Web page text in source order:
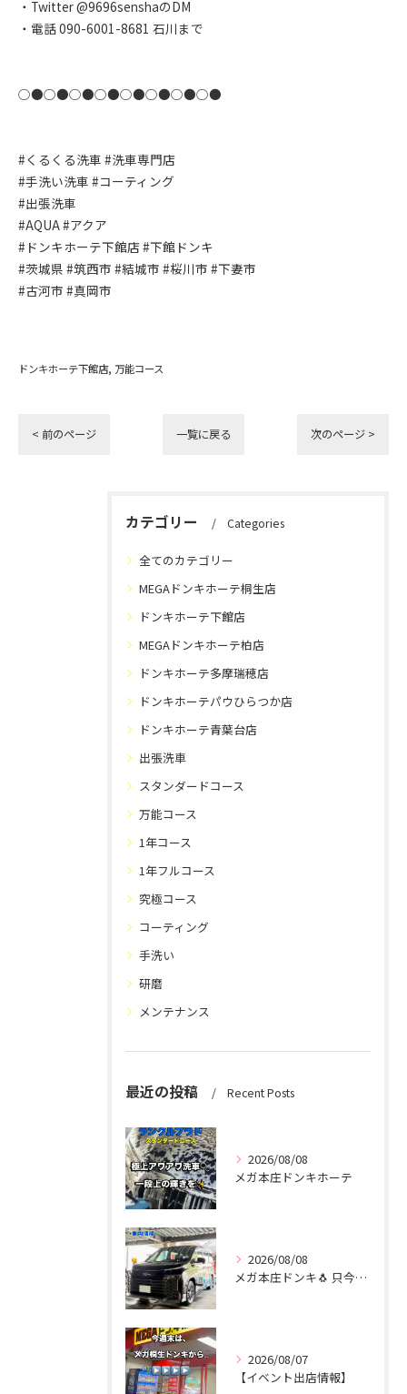
・Twitter @9696senshaのDM
・電話 090-6001-8681 石川まで
○●○●○●○●○●○●○●○●
#くるくる洗車 #洗車専門店
#手洗い洗車 #コーティング
#出張洗車
#AQUA #アクア
#ドンキホーテ下館店 #下館ドンキ
#茨城県 #筑西市 #結城市 #桜川市 #下妻市
#古河市 #真岡市
ドンキホーテ下館店 万能コース
< 前のページ 一覧に戻る 次のページ >
カテゴリー Categories
全てのカテゴリー
MEGAドンキホーテ桐生店
ドンキホーテ下館店
MEGAドンキホーテ柏店
ドンキホーテ多摩瑞穂店
ドンキホーテパウひらつか店
ドンキホーテ青葉台店
出張洗車
スタンダードコース
万能コース
1年コース
1年フルコース
究極コース
コーティング
手洗い
研磨
メンテナンス
最近の投稿 Recent Posts
2026/08/08
メガ本庄ドンキホーテ
2026/08/08
メガ本庄ドンキ🐧 只今イベント出店中🎶 ヴォクシー ご新規様...
2026/08/07
【イベント出店情報】